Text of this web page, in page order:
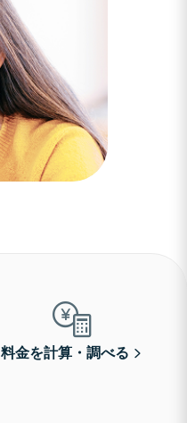
料金を計算・調べる